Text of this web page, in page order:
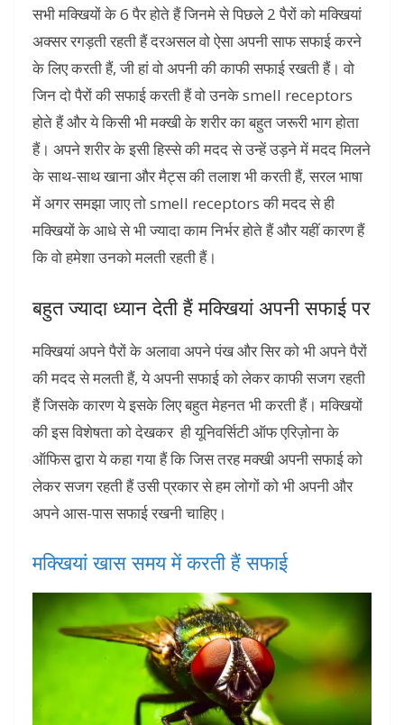
सभी मक्खियों के 6 पैर होते हैं जिनमे से पिछले 2 पैरों को मक्खियां
अक्सर रगड़ती रहती हैं दरअसल वो ऐसा अपनी साफ सफाई करने
के लिए करती हैं, जी हां वो अपनी की काफी सफाई रखती हैं। वो
जिन दो पैरों की सफाई करती हैं वो उनके smell receptors
होते हैं और ये किसी भी मक्खी के शरीर का बहुत जरूरी भाग होता
हैं। अपने शरीर के इसी हिस्से की मदद से उन्हें उड़ने में मदद मिलने
के साथ-साथ खाना और मैट्स की तलाश भी करती हैं, सरल भाषा
में अगर समझा जाए तो smell receptors की मदद से ही
मक्खियों के आधे से भी ज्यादा काम निर्भर होते हैं और यहीं कारण हैं
कि वो हमेशा उनको मलती रहती हैं।
बहुत ज्यादा ध्यान देती हैं मक्खियां अपनी सफाई पर
मक्खियां अपने पैरों के अलावा अपने पंख और सिर को भी अपने पैरों
की मदद से मलती हैं, ये अपनी सफाई को लेकर काफी सजग रहती
हैं जिसके कारण ये इसके लिए बहुत मेहनत भी करती हैं। मक्खियों
की इस विशेषता को देखकर ही यूनिवर्सिटी ऑफ एरिज़ोना के
ऑफिस द्वारा ये कहा गया हैं कि जिस तरह मक्खी अपनी सफाई को
लेकर सजग रहती हैं उसी प्रकार से हम लोगों को भी अपनी और
अपने आस-पास सफाई रखनी चाहिए।
मक्खियां खास समय में करती हैं सफाई